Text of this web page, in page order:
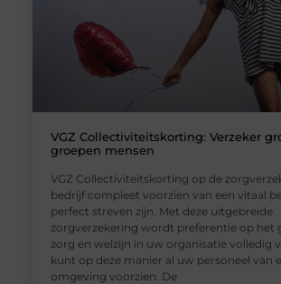
VGZ Collectiviteitskorting: Verzeker
groepen mensen
VGZ Collectiviteitskorting op de
bedrijf compleet voorzien van een vitaal
perfect streven zijn. Met deze uitgebreide
zorgverzekering wordt preferentie op het
zorg en welzijn in uw organisatie volledig
kunt op deze manier al uw personeel van
omgeving voorzien. De